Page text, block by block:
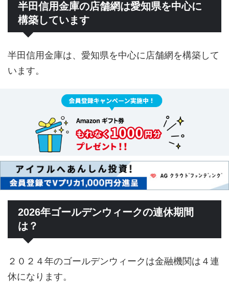
半田信用金庫の店舗網は愛知県を中心に
構築しています
半田信用金庫は、愛知県を中心に店舗網を構築して
います。
2026年ゴールデンウィークの連休期間
は？
２０２４年のゴールデンウィークは金融機関は４連
休になります。